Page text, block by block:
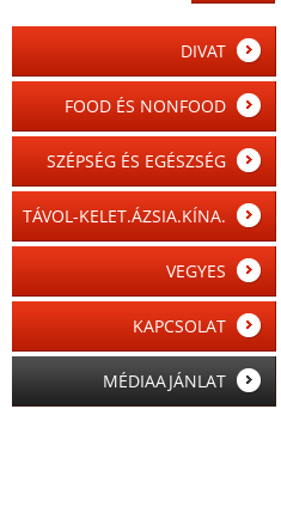
DIVAT
FOOD ÉS NONFOOD
SZÉPSÉG ÉS EGÉSZSÉG
TÁVOL-KELET.ÁZSIA.KÍNA.
VEGYES
KAPCSOLAT
MÉDIAAJÁNLAT